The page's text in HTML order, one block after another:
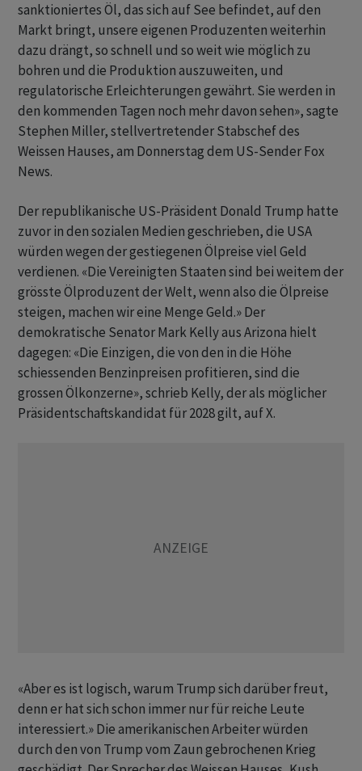
sanktioniertes Öl, ​das sich auf See befindet, auf den
Markt bringt, unsere eigenen Produzenten weiterhin
dazu drängt, so schnell und so weit wie möglich zu
bohren und die ‌Produktion auszuweiten, und
regulatorische Erleichterungen gewährt. Sie werden in
den kommenden Tagen noch mehr davon sehen», sagte
Stephen Miller, stellvertretender Stabschef des
Weissen Hauses, am Donnerstag dem US-Sender Fox
News.
Der republikanische US-Präsident Donald Trump hatte
zuvor ​in den sozialen ​Medien geschrieben, die USA
würden wegen der gestiegenen Ölpreise viel ⁠Geld
verdienen. «Die Vereinigten Staaten sind bei weitem der
grösste Ölproduzent der Welt, ​wenn also die Ölpreise
steigen, machen ⁠wir eine Menge Geld.» Der
demokratische Senator Mark Kelly aus Arizona hielt
dagegen: «Die Einzigen, die von den in die Höhe
schiessenden ‌Benzinpreisen profitieren, sind die
grossen Ölkonzerne», schrieb Kelly, der als möglicher
Präsidentschaftskandidat für 2028 gilt, auf X.
«Aber es ist logisch, warum Trump sich darüber freut,
denn er hat sich schon immer nur für reiche Leute
interessiert.» ‌Die amerikanischen Arbeiter würden
durch den von Trump vom Zaun gebrochenen Krieg